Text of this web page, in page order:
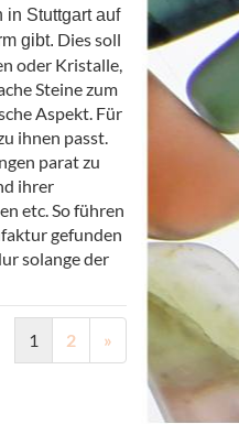
in Stuttgart auf
gibt. Dies soll
oder Kristalle,
Steine zum
Aspekt. Für
ihnen passt.
parat zu
ihrer
etc. So führen
gefunden
solange der
1 2 »